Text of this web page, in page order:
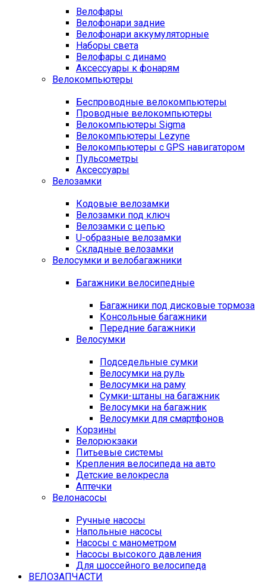
Велофары
Велофонари задние
Велофонари аккумуляторные
Наборы света
Велофары с динамо
Аксессуары к фонарям
Велокомпьютеры
Беспроводные велокомпьютеры
Проводные велокомпьютеры
Велокомпьютеры Sigma
Велокомпьютеры Lezyne
Велокомпьютеры с GPS навигатором
Пульсометры
Аксессуары
Велозамки
Кодовые велозамки
Велозамки под ключ
Велозамки с цепью
U-образные велозамки
Складные велозамки
Велосумки и велобагажники
Багажники велосипедные
Багажники под дисковые тормоза
Консольные багажники
Передние багажники
Велосумки
Подседельные сумки
Велосумки на руль
Велосумки на раму
Сумки-штаны на багажник
Велосумки на багажник
Велосумки для смартфонов
Корзины
Велорюкзаки
Питьевые системы
Крепления велосипеда на авто
Детские велокресла
Аптечки
Велонасосы
Ручные насосы
Напольные насосы
Насосы с манометром
Насосы высокого давления
Для шоссейного велосипеда
ВЕЛОЗАПЧАСТИ